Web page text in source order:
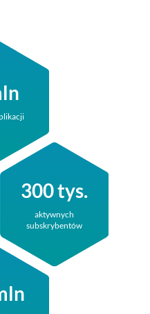
300tys.
aktywnych
subskrybentów